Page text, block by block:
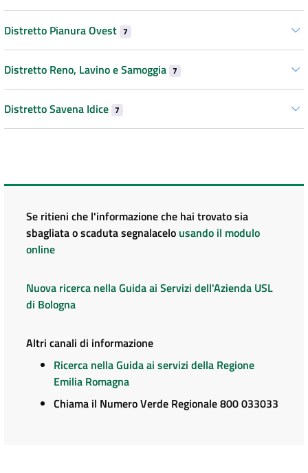
Distretto Pianura Ovest 7
Distretto Reno, Lavino e Samoggia 7
Distretto Savena Idice 7
Se ritieni che l'informazione che hai trovato sia
sbagliata o scaduta segnalacelo usando il modulo
online
Nuova ricerca nella Guida ai Servizi dell'Azienda USL
di Bologna
Altri canali di informazione
Ricerca nella Guida ai servizi della Regione
Emilia Romagna
Chiama il Numero Verde Regionale 800 033033